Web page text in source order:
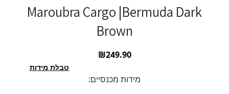
Maroubra Cargo |Bermuda Dark
Brown
₪249.90
טבלת מידות
מידות מכנסיים: